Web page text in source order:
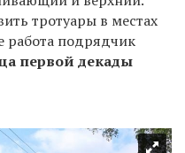
тротуары в местах
работа подрядчик
первой декады